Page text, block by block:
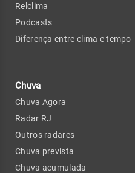
Relclima
Podcasts
Diferença entre clima e tempo
Chuva
Chuva Agora
Radar RJ
Outros radares
Chuva prevista
Chuva acumulada